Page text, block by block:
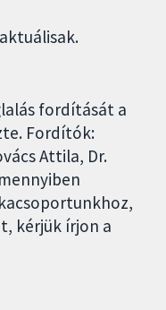
fordítását a
Fordítók:
Attila, Dr.
kérjük írjon a